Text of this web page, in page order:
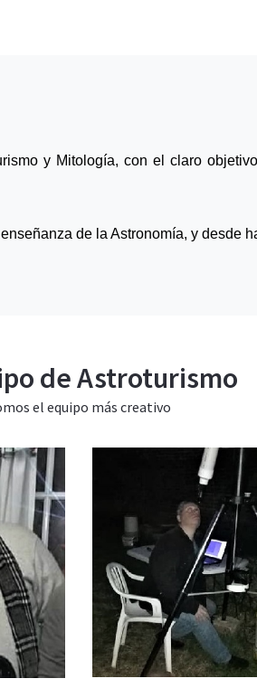
y Mitología, con el claro
de la Astronomía, y desde
de Astroturismo
el equipo más creativo